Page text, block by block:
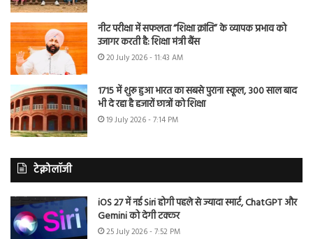
नीट परीक्षा में सफलता “शिक्षा क्रांति” के व्यापक प्रभाव को
उजागर करती है: शिक्षा मंत्री बैंस
20 July 2026 - 11:43 AM
1715 में शुरू हुआ भारत का सबसे पुराना स्कूल, 300 साल बाद
भी दे रहा है हजारों छात्रों को शिक्षा
19 July 2026 - 7:14 PM
टेक्नोलॉजी
iOS 27 में नई Siri होगी पहले से ज्यादा स्मार्ट, ChatGPT और
Gemini को देगी टक्कर
25 July 2026 - 7:52 PM